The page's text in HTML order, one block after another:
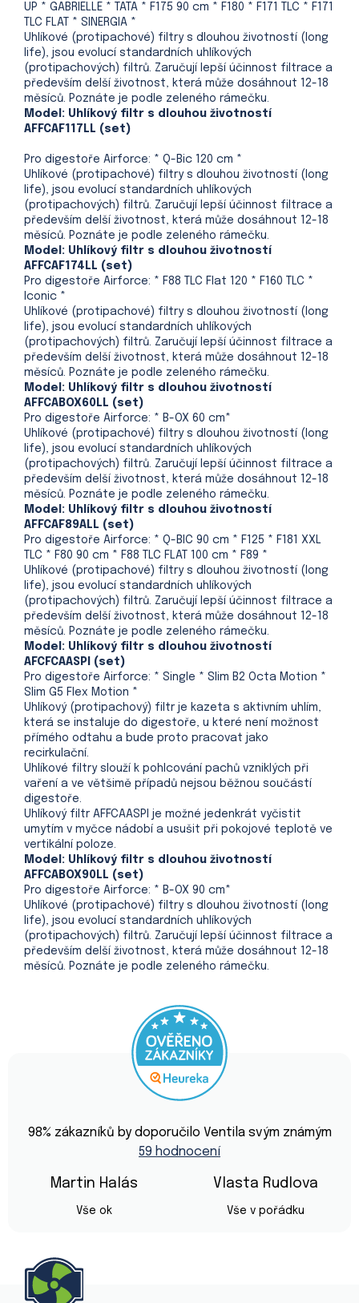
UP * GABRIELLE * TATA * F175 90 cm * F180 * F171 TLC * F171
TLC FLAT * SINERGIA *
Uhlíkové (protipachové) filtry s dlouhou životností (long
life), jsou evolucí standardních uhlíkových
(protipachových) filtrů. Zaručují lepší účinnost filtrace a
především delší životnost, která může dosáhnout 12-18
měsíců. Poznáte je podle zeleného rámečku.
Model: Uhlíkový filtr s dlouhou životností
AFFCAF117LL (set)
Pro digestoře Airforce: * Q-Bic 120 cm *
Uhlíkové (protipachové) filtry s dlouhou životností (long
life), jsou evolucí standardních uhlíkových
(protipachových) filtrů. Zaručují lepší účinnost filtrace a
především delší životnost, která může dosáhnout 12-18
měsíců. Poznáte je podle zeleného rámečku.
Model: Uhlíkový filtr s dlouhou životností
AFFCAF174LL (set)
Pro digestoře Airforce: * F88 TLC Flat 120 * F160 TLC *
Iconic *
Uhlíkové (protipachové) filtry s dlouhou životností (long
life), jsou evolucí standardních uhlíkových
(protipachových) filtrů. Zaručují lepší účinnost filtrace a
především delší životnost, která může dosáhnout 12-18
měsíců. Poznáte je podle zeleného rámečku.
Model: Uhlíkový filtr s dlouhou životností
AFFCABOX60LL (set)
Pro digestoře Airforce: * B-OX 60 cm*
Uhlíkové (protipachové) filtry s dlouhou životností (long
life), jsou evolucí standardních uhlíkových
(protipachových) filtrů. Zaručují lepší účinnost filtrace a
především delší životnost, která může dosáhnout 12-18
měsíců. Poznáte je podle zeleného rámečku.
Model: Uhlíkový filtr s dlouhou životností
AFFCAF89ALL (set)
Pro digestoře Airforce: * Q-BIC 90 cm * F125 * F181 XXL
TLC * F80 90 cm * F88 TLC FLAT 100 cm * F89 *
Uhlíkové (protipachové) filtry s dlouhou životností (long
life), jsou evolucí standardních uhlíkových
(protipachových) filtrů. Zaručují lepší účinnost filtrace a
především delší životnost, která může dosáhnout 12-18
měsíců. Poznáte je podle zeleného rámečku.
Model: Uhlíkový filtr s dlouhou životností
AFCFCAASPI (set)
Pro digestoře Airforce: * Single * Slim B2 Octa Motion *
Slim G5 Flex Motion *
Uhlíkový (protipachový) filtr je kazeta s aktivním uhlím,
která se instaluje do digestoře, u které není možnost
přímého odtahu a bude proto pracovat jako
recirkulační.
Uhlíkové filtry slouží k pohlcování pachů vzniklých při
vaření a ve většimě případů nejsou běžnou součástí
digestoře.
Uhlíkový filtr AFFCAASPI je možné jedenkrát vyčistit
umytím v myčce nádobí a usušit při pokojové teplotě ve
vertikální poloze.
Model: Uhlíkový filtr s dlouhou životností
AFFCABOX90LL (set)
Pro digestoře Airforce: * B-OX 90 cm*
Uhlíkové (protipachové) filtry s dlouhou životností (long
life), jsou evolucí standardních uhlíkových
(protipachových) filtrů. Zaručují lepší účinnost filtrace a
především delší životnost, která může dosáhnout 12-18
měsíců. Poznáte je podle zeleného rámečku.
hodnocení
obchodu
je
hvězdiček.
98% zákazníků by doporučilo Ventila svým známým
59 hodnocení
Martin Halás
Vše ok
Vlasta Rudlova
Vše v pořádku